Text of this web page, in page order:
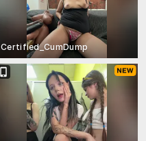
Certified_CumDump